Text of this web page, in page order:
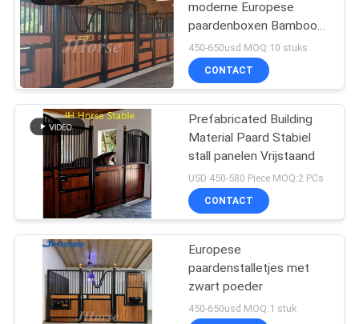
moderne Europese
paardenboxen Bamboo
Infill Optioneel
450-650usd MOQ:10 stuks
CONTACT
Prefabricated Building
Material Paard Stabiel
stall panelen Vrijstaand
USD 450-580 Piece MOQ:2 PCs
CONTACT
Europese
paardenstalletjes met
zwart poeder
450-650usd MOQ:1 stuk